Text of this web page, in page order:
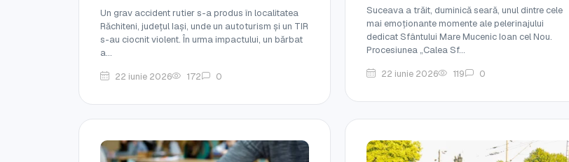
Un grav accident rutier s-a produs în localitatea
Răchiteni, județul Iași, unde un autoturism și un TIR
s-au ciocnit violent. În urma impactului, un bărbat
a...
22 iunie 2026
172 0
Suceava a trăit, duminică seară, unul dintre cele
mai emoționante momente ale pelerinajului
dedicat Sfântului Mare Mucenic Ioan cel Nou.
Procesiunea „Calea Sf...
22 iunie 2026
119 0